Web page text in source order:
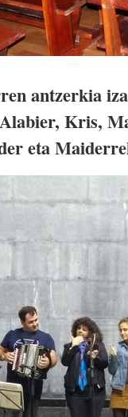
antzerkia
Kris,
eta